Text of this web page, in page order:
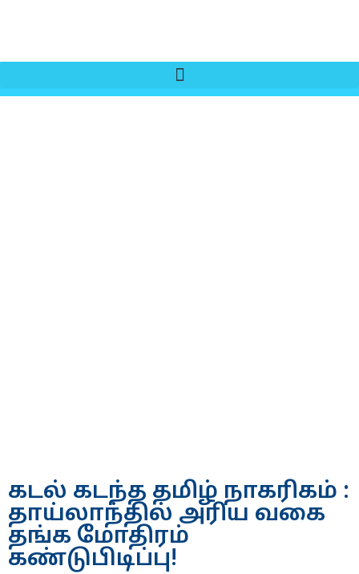
கடல் கடந்த தமிழ் நாகரிகம் :
தாய்லாந்தில் அரிய வகை
தங்க மோதிரம்
கண்டுபிடிப்பு!